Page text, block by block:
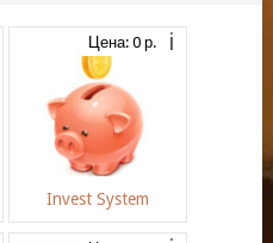
Цена: 0 р.
Invest System